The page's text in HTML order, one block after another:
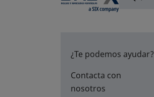
¿Te podemos ayudar?
Contacta con
nosotros